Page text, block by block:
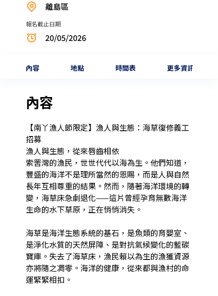
離島區
報名截止日期
20/05/2026
內容 地點 時間表 更多資訊
內容
【南丫漁人節限定】漁人與生態：海草復修義工
招募
漁人與生態，從來唇齒相依
索罟灣的漁民，世世代代以海為生。他們知道，
豐盛的海洋不是理所當然的恩賜，而是人與自然
長年互相尊重的結果。然而，隨著海洋環境的轉
變，海草床急劇退化——這片曾經孕育無數海洋
生命的水下草原，正在悄悄消失。
海草是海洋生態系統的基石，是魚類的育嬰室、
是淨化水質的天然屏障、是對抗氣候變化的藍碳
寶庫。失去了海草床，漁民賴以為生的漁獲資源
亦將隨之凋零。海洋的健康，從來都與漁村的命
運緊緊相扣。